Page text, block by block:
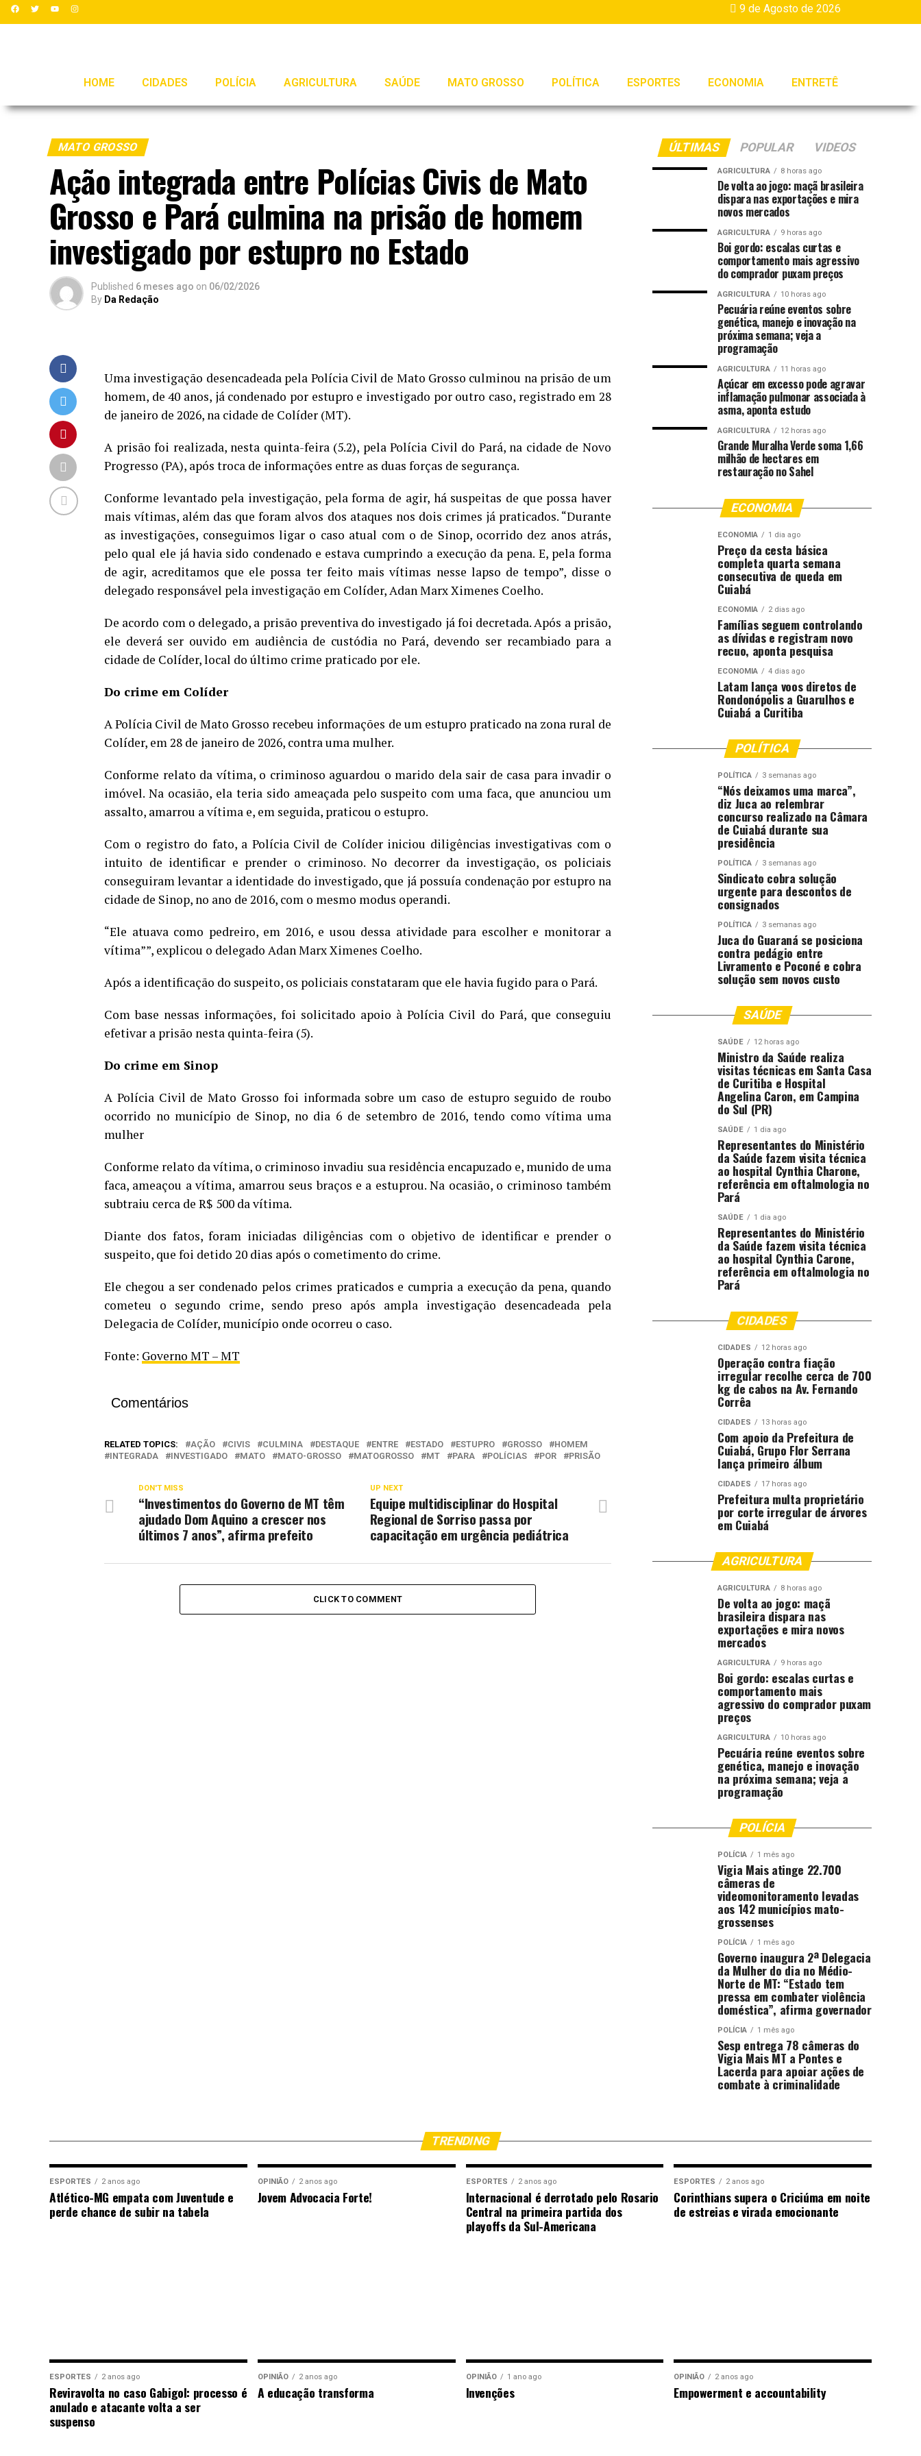
9 de Agosto de 2026
HOME CIDADES POLÍCIA AGRICULTURA SAÚDE MATO GROSSO POLÍTICA ESPORTES ECONOMIA ENTRETÊ
MATO GROSSO
Ação integrada entre Polícias Civis de Mato
Grosso e Pará culmina na prisão de homem
investigado por estupro no Estado
Published 6 meses ago on 06/02/2026
By Da Redação
Uma investigação desencadeada pela Polícia Civil de Mato Grosso culminou na prisão de um
homem, de 40 anos, já condenado por estupro e investigado por outro caso, registrado em 28
de janeiro de 2026, na cidade de Colíder (MT).
A prisão foi realizada, nesta quinta-feira (5.2), pela Polícia Civil do Pará, na cidade de Novo
Progresso (PA), após troca de informações entre as duas forças de segurança.
Conforme levantado pela investigação, pela forma de agir, há suspeitas de que possa haver
mais vítimas, além das que foram alvos dos ataques nos dois crimes já praticados. “Durante
as investigações, conseguimos ligar o caso atual com o de Sinop, ocorrido dez anos atrás,
pelo qual ele já havia sido condenado e estava cumprindo a execução da pena. E, pela forma
de agir, acreditamos que ele possa ter feito mais vítimas nesse lapso de tempo”, disse o
delegado responsável pela investigação em Colíder, Adan Marx Ximenes Coelho.
De acordo com o delegado, a prisão preventiva do investigado já foi decretada. Após a prisão,
ele deverá ser ouvido em audiência de custódia no Pará, devendo ser recambiado para a
cidade de Colíder, local do último crime praticado por ele.
Do crime em Colíder
A Polícia Civil de Mato Grosso recebeu informações de um estupro praticado na zona rural de
Colíder, em 28 de janeiro de 2026, contra uma mulher.
Conforme relato da vítima, o criminoso aguardou o marido dela sair de casa para invadir o
imóvel. Na ocasião, ela teria sido ameaçada pelo suspeito com uma faca, que anunciou um
assalto, amarrou a vítima e, em seguida, praticou o estupro.
Com o registro do fato, a Polícia Civil de Colíder iniciou diligências investigativas com o
intuito de identificar e prender o criminoso. No decorrer da investigação, os policiais
conseguiram levantar a identidade do investigado, que já possuía condenação por estupro na
cidade de Sinop, no ano de 2016, com o mesmo modus operandi.
“Ele atuava como pedreiro, em 2016, e usou dessa atividade para escolher e monitorar a
vítima””, explicou o delegado Adan Marx Ximenes Coelho.
Após a identificação do suspeito, os policiais constataram que ele havia fugido para o Pará.
Com base nessas informações, foi solicitado apoio à Polícia Civil do Pará, que conseguiu
efetivar a prisão nesta quinta-feira (5).
Do crime em Sinop
A Polícia Civil de Mato Grosso foi informada sobre um caso de estupro seguido de roubo
ocorrido no município de Sinop, no dia 6 de setembro de 2016, tendo como vítima uma
mulher
Conforme relato da vítima, o criminoso invadiu sua residência encapuzado e, munido de uma
faca, ameaçou a vítima, amarrou seus braços e a estuprou. Na ocasião, o criminoso também
subtraiu cerca de R$ 500 da vítima.
Diante dos fatos, foram iniciadas diligências com o objetivo de identificar e prender o
suspeito, que foi detido 20 dias após o cometimento do crime.
Ele chegou a ser condenado pelos crimes praticados e cumpria a execução da pena, quando
cometeu o segundo crime, sendo preso após ampla investigação desencadeada pela
Delegacia de Colíder, município onde ocorreu o caso.
Fonte: Governo MT – MT
Comentários
RELATED TOPICS: AÇÃO CIVIS CULMINA DESTAQUE ENTRE ESTADO ESTUPRO GROSSO
HOMEM
INTEGRADA
INVESTIGADO MATO MATO-GROSSO MATOGROSSO MT PARA POLÍCIAS POR PRISÃO
UP NEXT
Equipe multidisciplinar do Hospital
Regional de Sorriso passa por
capacitação em urgência pediátrica
DON'T MISS
“Investimentos do Governo de MT têm
ajudado Dom Aquino a crescer nos
últimos 7 anos”, afirma prefeito
CLICK TO COMMENT
ÚLTIMAS POPULAR VIDEOS
AGRICULTURA 8 horas ago
De volta ao jogo: maçã brasileira
dispara nas exportações e mira
novos mercados
AGRICULTURA 9 horas ago
Boi gordo: escalas curtas e
comportamento mais agressivo
do comprador puxam preços
AGRICULTURA 10 horas ago
Pecuária reúne eventos sobre
genética, manejo e inovação na
próxima semana; veja a
programação
AGRICULTURA 11 horas ago
Açúcar em excesso pode agravar
inflamação pulmonar associada à
asma, aponta estudo
AGRICULTURA 12 horas ago
Grande Muralha Verde soma 1,66
milhão de hectares em
restauração no Sahel
ECONOMIA
ECONOMIA 1 dia ago
Preço da cesta básica
completa quarta semana
consecutiva de queda em
Cuiabá
ECONOMIA 2 dias ago
Famílias seguem controlando
as dívidas e registram novo
recuo, aponta pesquisa
ECONOMIA 4 dias ago
Latam lança voos diretos de
Rondonópolis a Guarulhos e
Cuiabá a Curitiba
POLÍTICA
POLÍTICA 3 semanas ago
“Nós deixamos uma marca”,
diz Juca ao relembrar
concurso realizado na Câmara
de Cuiabá durante sua
presidência
POLÍTICA 3 semanas ago
Sindicato cobra solução
urgente para descontos de
consignados
POLÍTICA 3 semanas ago
Juca do Guaraná se posiciona
contra pedágio entre
Livramento e Poconé e cobra
solução sem novos custo
SAÚDE
SAÚDE 12 horas ago
Ministro da Saúde realiza
visitas técnicas em Santa Casa
de Curitiba e Hospital
Angelina Caron, em Campina
do Sul (PR)
SAÚDE 1 dia ago
Representantes do Ministério
da Saúde fazem visita técnica
ao hospital Cynthia Charone,
referência em oftalmologia no
Pará
SAÚDE 1 dia ago
Representantes do Ministério
da Saúde fazem visita técnica
ao hospital Cynthia Carone,
referência em oftalmologia no
Pará
CIDADES
CIDADES 12 horas ago
Operação contra fiação
irregular recolhe cerca de 700
kg de cabos na Av. Fernando
Corrêa
CIDADES 13 horas ago
Com apoio da Prefeitura de
Cuiabá, Grupo Flor Serrana
lança primeiro álbum
CIDADES 17 horas ago
Prefeitura multa proprietário
por corte irregular de árvores
em Cuiabá
AGRICULTURA
AGRICULTURA 8 horas ago
De volta ao jogo: maçã
brasileira dispara nas
exportações e mira novos
mercados
AGRICULTURA 9 horas ago
Boi gordo: escalas curtas e
comportamento mais
agressivo do comprador puxam
preços
AGRICULTURA 10 horas ago
Pecuária reúne eventos sobre
genética, manejo e inovação
na próxima semana; veja a
programação
POLÍCIA
POLÍCIA 1 mês ago
Vigia Mais atinge 22.700
câmeras de
videomonitoramento levadas
aos 142 municípios mato-
grossenses
POLÍCIA 1 mês ago
Governo inaugura 2ª Delegacia
da Mulher do dia no Médio-
Norte de MT: “Estado tem
pressa em combater violência
doméstica”, afirma governador
POLÍCIA 1 mês ago
Sesp entrega 78 câmeras do
Vigia Mais MT a Pontes e
Lacerda para apoiar ações de
combate à criminalidade
TRENDING
ESPORTES 2 anos ago
Atlético-MG empata com Juventude e
perde chance de subir na tabela
OPINIÃO 2 anos ago
Jovem Advocacia Forte!
ESPORTES 2 anos ago
Internacional é derrotado pelo Rosario
Central na primeira partida dos
playoffs da Sul-Americana
ESPORTES 2 anos ago
Corinthians supera o Criciúma em noite
de estreias e virada emocionante
ESPORTES 2 anos ago
Reviravolta no caso Gabigol: processo é
anulado e atacante volta a ser
suspenso
OPINIÃO 2 anos ago
A educação transforma
OPINIÃO 1 ano ago
Invenções
OPINIÃO 2 anos ago
Empowerment e accountability